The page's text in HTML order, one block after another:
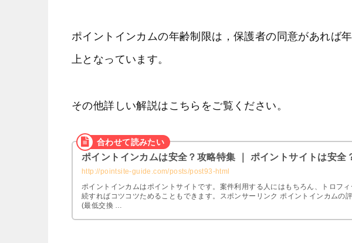
ポイントインカムの年齢制限は，保護者の同意があれば
上となっています。
その他詳しい解説はこちらをご覧ください。
ポイントインカムは安全？攻略特集 ｜ ポイントサイトは安全
http://pointsite-guide.com/posts/post93-html
ポイントインカムはポイントサイトです。案件利用する人にはもちろん、トロフ
続すればコツコツためることもできます。スポンサーリンク ポイントインカム
(最低交換 …